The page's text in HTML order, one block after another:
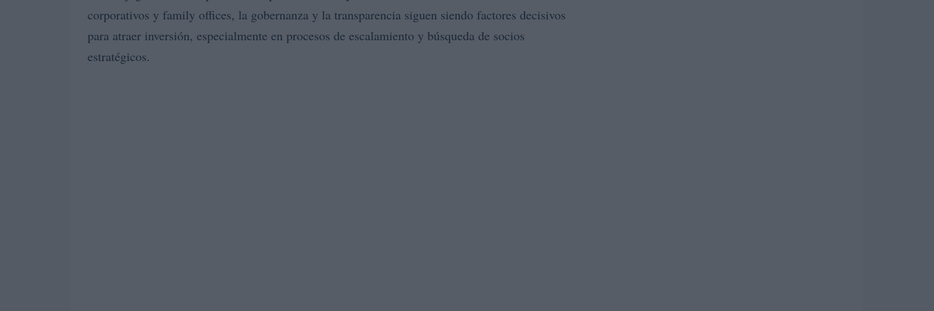
corporativos y family offices, la gobernanza y la transparencia siguen siendo factores decisivos
para atraer inversión, especialmente en procesos de escalamiento y búsqueda de socios
estratégicos.